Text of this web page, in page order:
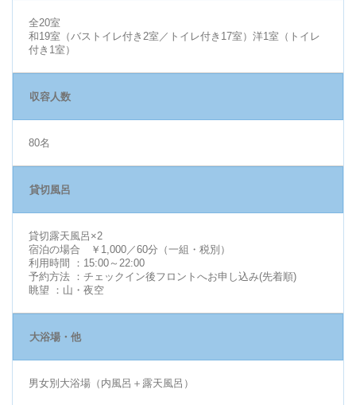
全20室
和19室（バストイレ付き2室／トイレ付き17室）洋1室（トイレ
付き1室）
収容人数
80名
貸切風呂
貸切露天風呂×2
宿泊の場合 ￥1,000／60分（一組・税別）
利用時間 ：15:00～22:00
予約方法 ：チェックイン後フロントへお申し込み(先着順)
眺望 ：山・夜空
大浴場・他
男女別大浴場（内風呂＋露天風呂）